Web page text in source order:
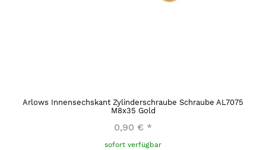
Arlows Innensechskant Zylinderschraube Schraube AL7075
M8x35 Gold
0,90 € *
sofort verfügbar